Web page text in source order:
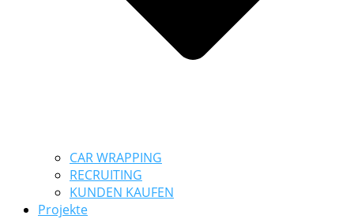
CAR WRAPPING
RECRUITING
KUNDEN KAUFEN
Projekte